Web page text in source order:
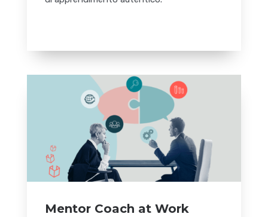
Mentor Coach at Work